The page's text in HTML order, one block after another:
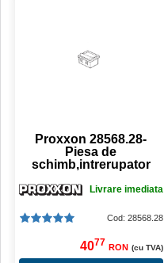
Proxxon 28568.28-
Piesa de
schimb,intrerupator
Livrare imediata
Cod: 28568.28
4077 RON (cu TVA)